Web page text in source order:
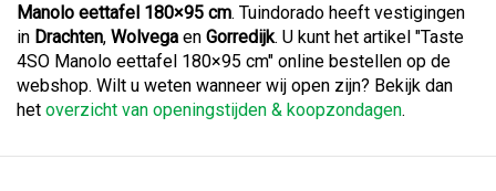
Manolo eettafel 180×95 cm. Tuindorado heeft vestigingen
in Drachten, Wolvega en Gorredijk. U kunt het artikel "Taste
4SO Manolo eettafel 180×95 cm" online bestellen op de
webshop. Wilt u weten wanneer wij open zijn? Bekijk dan
het overzicht van openingstijden & koopzondagen.